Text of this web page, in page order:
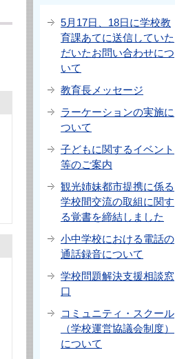
5月17日、18日に学校教
育課あてに送信していた
だいたお問い合わせにつ
いて
教育長メッセージ
ラーケーションの実施に
ついて
子どもに関するイベント
等のご案内
観光姉妹都市提携に係る
学校間交流の取組に関す
る覚書を締結しました
小中学校における電話の
通話録音について
学校問題解決支援相談窓
口
コミュニティ・スクール
（学校運営協議会制度）
について